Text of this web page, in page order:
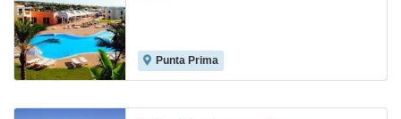
Punta Prima